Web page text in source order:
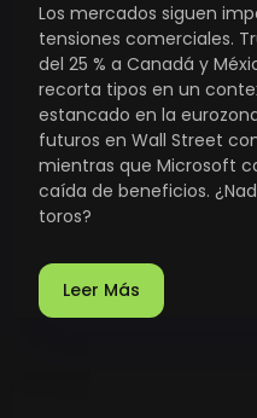
Los mercados siguen
tensiones comerciales.
del 25 % a Canadá y
recorta tipos en un
estancado en la
futuros en Wall Street
mientras que Microsoft
caída de beneficios.
toros?
Leer Más